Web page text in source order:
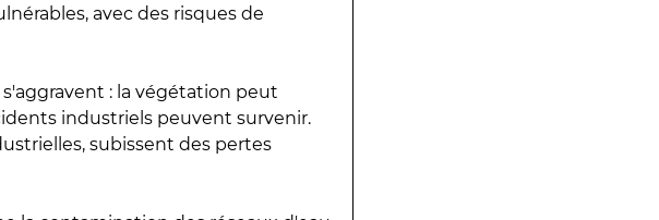
avec des risques de
: la végétation peut
industriels peuvent survenir.
subissent des pertes